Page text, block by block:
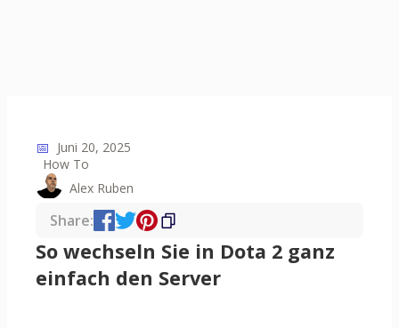
📅 Juni 20, 2025
How To
Alex Ruben
Share:
So wechseln Sie in Dota 2 ganz
einfach den Server